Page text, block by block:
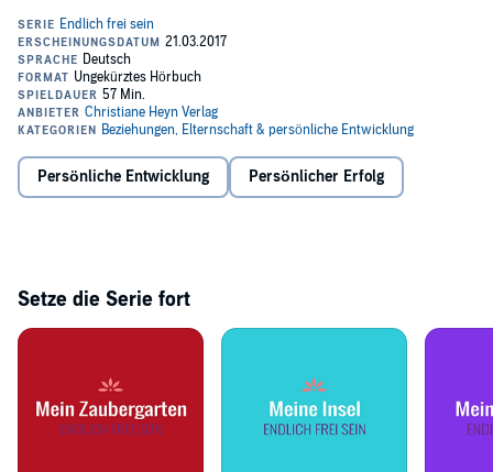
regeneriert und zuversichtlich stimmt. Das Leben kann so schön
sein!
Diese Heilreise ist unterlegt mit meditativer Musik, die die
Entspannung zusätzlich fördert. Gesprochen wird diese hypnotische
Fantasiereise von der angenehmen, ruhigen Stimme von Andreas
Gleichgewicht wieder und Ihr Blick auf das Leben kann wieder
positiv sein. Positive Affirmationen unterstützen die wohltuende
Persönliche Entwicklung Persönlicher Erfolg
Setze die Serie fort